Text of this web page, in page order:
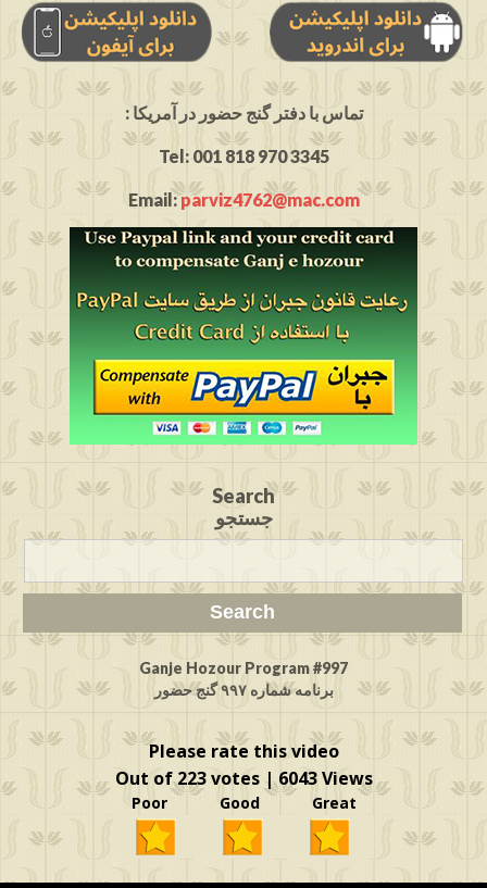
: تماس با دفتر گنج حضور در آمریکا
Tel: 001 818 970 3345
Email:parviz4762@mac.com
Search
جستجو
Ganje Hozour Program #997
برنامه شماره ۹۹۷ گنج حضور
Please rate this video
Out of 223 votes | 6043 Views
Poor Good Great